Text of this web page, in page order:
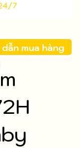
7
mua hàng